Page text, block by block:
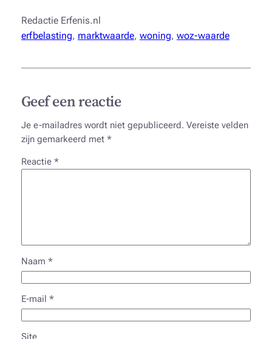
Redactie Erfenis.nl
erfbelasting, marktwaarde, woning, woz-waarde
Geef een reactie
Je e-mailadres wordt niet gepubliceerd. Vereiste velden
zijn gemarkeerd met *
Reactie *
Naam *
E-mail *